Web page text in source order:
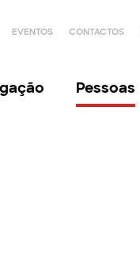
EVENTOS CONTACTOS
Pessoas